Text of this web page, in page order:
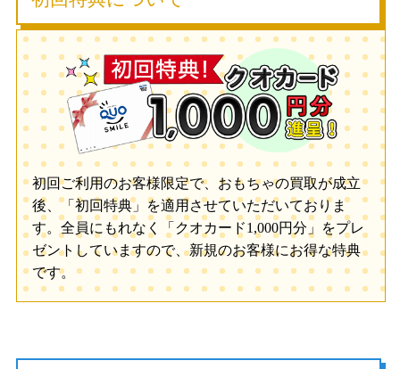
初回ご利用のお客様限定で、おもちゃの買取が成立
後、「初回特典」を適用させていただいておりま
す。全員にもれなく「クオカード1,000円分」をプレ
ゼントしていますので、新規のお客様にお得な特典
です。